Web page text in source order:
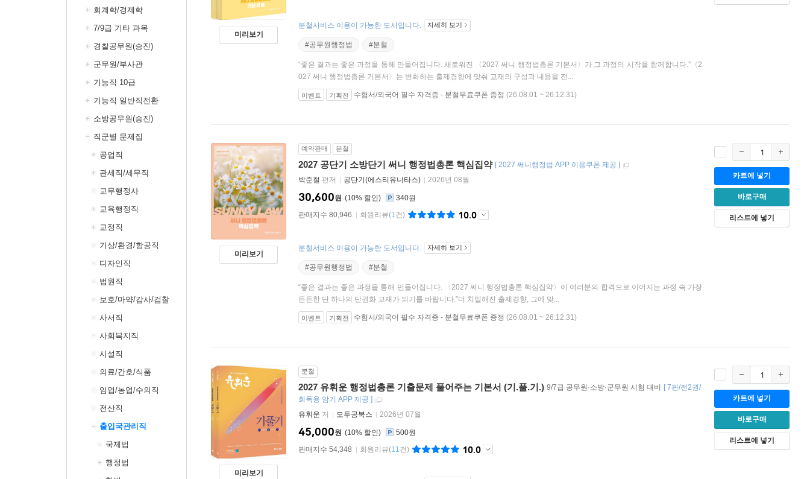
회계학/경제학
7/9급 기타 과목
경찰공무원(승진)
군무원/부사관
기능직 10급
기능직 일반직전환
소방공무원(승진)
직군별 문제집
공업직
관세직/세무직
교무행정사
교육행정직
교정직
기상/환경/항공직
디자인직
법원직
보호/마약/감사/검찰
사서직
사회복지직
시설직
의료/간호/식품
임업/농업/수의직
전산직
출입국관리직
국제법
행정법
미리보기
분철서비스 이용이 가능한 도서입니다. 자세히 보기
#공무원행정법 #분철
“좋은 결과는 좋은 과정을 통해 만들어집니다. 새로워진 〈2027 써니 행정법총론 기본서〉가 그 과정의 시작을 함께합니다.”〈2
027 써니 행정법총론 기본서〉는 변화하는 출제경향에 맞춰 교재의 구성과 내용을 전...
이벤트 기획전 수험서/외국어 필수 자격증 - 분철무료쿠폰 증정 (26.08.01 ~ 26.12.31)
미리보기
예약판매 분철
2027 공단기 소방단기 써니 행정법총론 핵심집약 [2027 써니행정법 APP 이용쿠폰 제공 ]
박준철 편저 공단기(에스티유니타스) 2026년 08월
10%
30,600원
340원
판매지수 80,946
회원리뷰(1건) 10.0
분철서비스 이용이 가능한 도서입니다. 자세히 보기
#공무원행정법 #분철
“좋은 결과는 좋은 과정을 통해 만들어집니다. 〈2027 써니 행정법총론 핵심집약〉이 여러분의 합격으로 이어지는 과정 속 가장
든든한 단 하나의 단권화 교재가 되기를 바랍니다.”더 치밀해진 출제경향, 그에 맞...
이벤트 기획전 수험서/외국어 필수 자격증 - 분철무료쿠폰 증정 (26.08.01 ~ 26.12.31)
카트에 넣기
바로구매
리스트에 넣기
미리보기
분철
2027 유휘운 행정법총론 기출문제 풀어주는 기본서 (기.풀.기.) 9/7급 공무원·소방·군무원 시험 대비 [7판/전2권/
회독용 암기 APP 제공 ]
유휘운 저 모두공북스 2026년 07월
10%
45,000원
500원
판매지수 54,348
회원리뷰(11건) 10.0
카트에 넣기
바로구매
리스트에 넣기